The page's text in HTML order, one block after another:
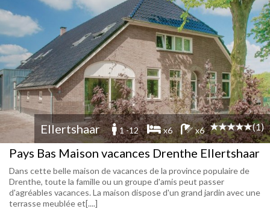
Ellertshaar 1 -12 x6 x6 (1)
Pays Bas Maison vacances Drenthe Ellertshaar
Dans cette belle maison de vacances de la province populaire de
Drenthe, toute la famille ou un groupe d'amis peut passer
d'agréables vacances. La maison dispose d'un grand jardin avec une
terrasse meublée et[....]